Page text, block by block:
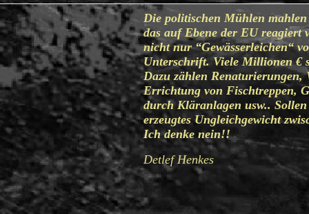
Die politischen Mühlen
das auf Ebene der EU
nicht nur “Gewässerleichen“
Unterschrift. Viele Millionen €
Dazu zählen Renaturierungen,
Errichtung von Fischtreppen,
durch Kläranlagen usw..
erzeugtes Ungleichgewicht
Ich denke nein!!
Detlef Henkes